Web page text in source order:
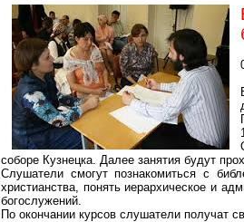
соборе Кузнецка. Далее занятия будут
Слушатели смогут познакомиться с
христианства, понять иерархическое и
богослужений.
По окончании курсов слушатели получат